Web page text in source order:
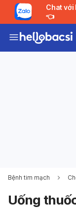
Chat với Bác sĩ
👈
Bệnh tim mạch
Uống